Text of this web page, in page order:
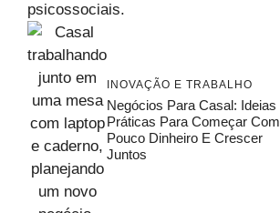
INOVAÇÃO E TRABALHO
Negócios Para Casal: Ideias
Práticas Para Começar Com
Pouco Dinheiro E Crescer
Juntos